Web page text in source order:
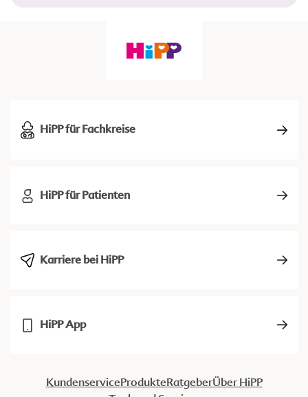
HiPP für Fachkreise
HiPP für Patienten
Karriere bei HiPP
HiPP App
KundenserviceProdukteRatgeberÜber HiPP